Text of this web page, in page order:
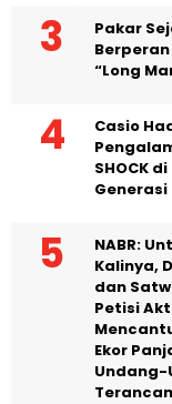
Pakar
“Long
Casio
SHOCK
Generasi
NABR:
Kalinya,
dan
Petisi
Ekor
Undang-